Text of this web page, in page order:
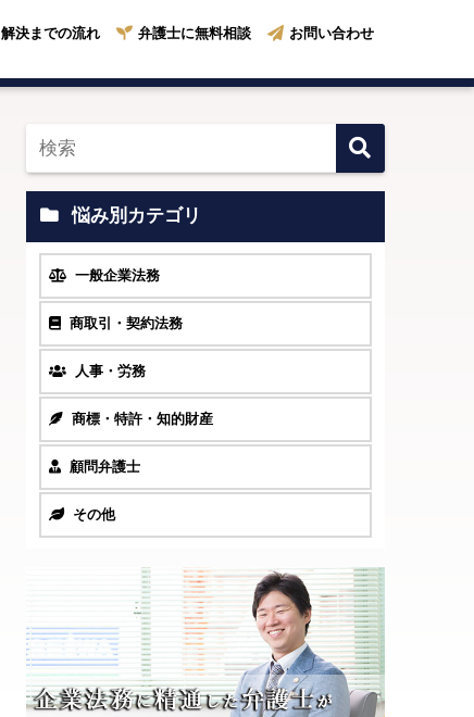
解決までの流れ 弁護士に無料相談 お問い合わせ
悩み別カテゴリ
一般企業法務
商取引・契約法務
人事・労務
商標・特許・知的財産
顧問弁護士
その他